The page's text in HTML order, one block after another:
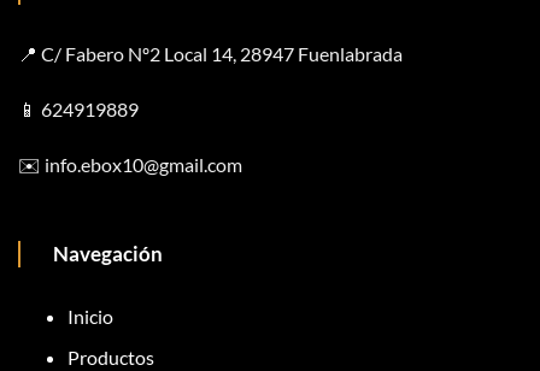
📍 C/ Fabero Nº2 Local 14, 28947 Fuenlabrada
📱 624919889
✉️ info.ebox10@gmail.com
Navegación
Inicio
Productos